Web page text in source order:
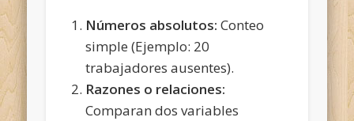
Números absolutos: Conteo
simple (Ejemplo: 20
trabajadores ausentes).
Razones o relaciones:
Comparan dos variables